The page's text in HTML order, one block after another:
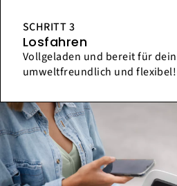
SCHRITT 3
Losfahren
Vollgeladen und bereit für
umweltfreundlich und flexibel!